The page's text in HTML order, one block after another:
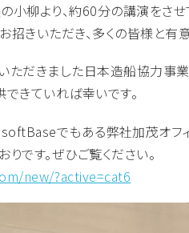
柳より、約60分の講演をさせ
きいただき、多くの皆様と有
ただきました日本造船協力事
きていれば幸いです。
でもある弊社加茂オフ
です。ぜひご覧ください。
new/?active=cat6